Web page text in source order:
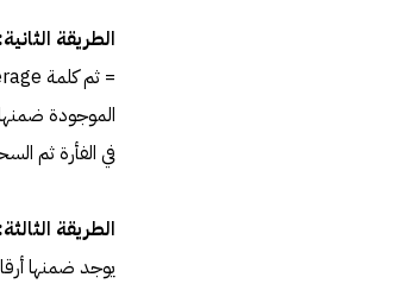
الطريقة الثانية:
الموجودة
في الفأرة ثم
الطريقة الثالثة:
يوجد ضمنها